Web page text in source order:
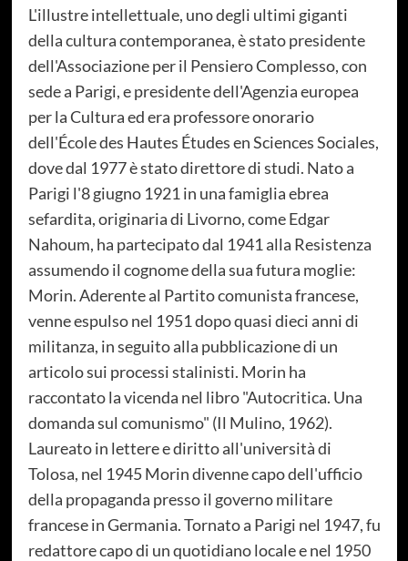
L'illustre intellettuale, uno degli ultimi giganti
della cultura contemporanea, è stato presidente
dell'Associazione per il Pensiero Complesso, con
sede a Parigi, e presidente dell'Agenzia europea
per la Cultura ed era professore onorario
dell'École des Hautes Études en Sciences Sociales,
dove dal 1977 è stato direttore di studi. Nato a
Parigi l'8 giugno 1921 in una famiglia ebrea
sefardita, originaria di Livorno, come Edgar
Nahoum, ha partecipato dal 1941 alla Resistenza
assumendo il cognome della sua futura moglie:
Morin. Aderente al Partito comunista francese,
venne espulso nel 1951 dopo quasi dieci anni di
militanza, in seguito alla pubblicazione di un
articolo sui processi stalinisti. Morin ha
raccontato la vicenda nel libro "Autocritica. Una
domanda sul comunismo" (Il Mulino, 1962).
Laureato in lettere e diritto all'università di
Tolosa, nel 1945 Morin divenne capo dell'ufficio
della propaganda presso il governo militare
francese in Germania. Tornato a Parigi nel 1947, fu
redattore capo di un quotidiano locale e nel 1950